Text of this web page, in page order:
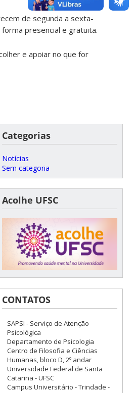
de segunda a sexta-
presencial e gratuita.
e apoiar no que for
Categorias
Notícias
Sem categoria
Acolhe UFSC
CONTATOS
SAPSI - Serviço de Atenção
Psicológica
Departamento de Psicologia
Centro de Filosofia e Ciências
Humanas, bloco D, 2º andar
Universidade Federal de Santa
Catarina - UFSC
Campus Universitário - Trindade -